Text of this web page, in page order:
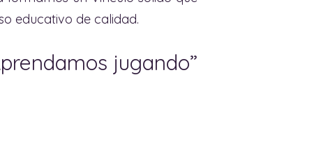
educativo de calidad.
jugando”